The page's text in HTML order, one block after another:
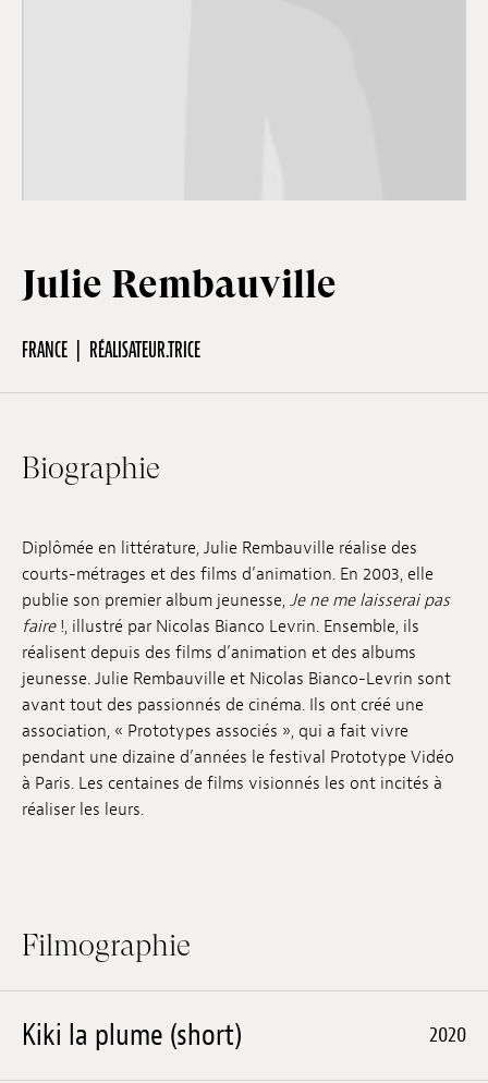
Scolaire
FR
Soumissions
Archives
Publications
Julie Rembauville
FRANCE RÉALISATEUR.TRICE
Biographie
Diplômée en littérature, Julie Rembauville réalise des
courts-métrages et des films d’animation. En 2003, elle
publie son premier album jeunesse, Je ne me laisserai pas
faire!, illustré par Nicolas Bianco Levrin. Ensemble, ils
réalisent depuis des films d’animation et des albums
jeunesse. Julie Rembauville et Nicolas Bianco-Levrin sont
avant tout des passionnés de cinéma. Ils ont créé une
association, « Prototypes associés », qui a fait vivre
pendant une dizaine d’années le festival Prototype Vidéo
à Paris. Les centaines de films visionnés les ont incités à
réaliser les leurs.
Filmographie
Kiki la plume (short) 2020